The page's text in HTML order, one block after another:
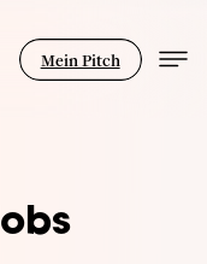
Mein Pitch